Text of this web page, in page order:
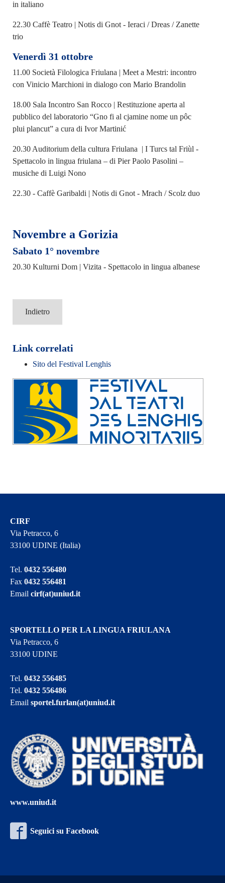
in italiano
22.30 Caffè Teatro | Notis di Gnot - Ieraci / Dreas / Zanette
trio
Venerdì 31 ottobre
11.00 Società Filologica Friulana | Meet a Mestri: incontro
con Vinicio Marchioni in dialogo con Mario Brandolin
18.00 Sala Incontro San Rocco | Restituzione aperta al
pubblico del laboratorio “Gno fi al cjamine nome un pôc
plui plancut” a cura di Ivor Martinić
20.30 Auditorium della cultura Friulana | I Turcs tal Friùl -
Spettacolo in lingua friulana – di Pier Paolo Pasolini –
musiche di Luigi Nono
22.30 - Caffè Garibaldi | Notis di Gnot - Mrach / Scolz duo
Novembre a Gorizia
Sabato 1° novembre
20.30 Kulturni Dom | Vizita - Spettacolo in lingua albanese
Indietro
Link correlati
Sito del Festival Lenghis
CIRF
Via Petracco, 6
33100 UDINE (Italia)
Tel.0432 556480
Fax0432 556481
Emailcirf(at)uniud.it
SPORTELLO PER LA LINGUA FRIULANA
Via Petracco, 6
33100 UDINE
Tel.0432 556485
Tel.0432 556486
Emailsportel.furlan(at)uniud.it
www.uniud.it
Seguici su Facebook